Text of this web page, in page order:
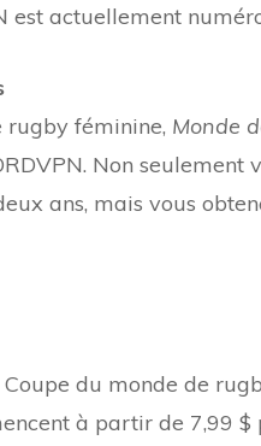
est actuellement
rugby féminine, Monde
Non seulement
ans, mais vous
du monde de
à partir de 7,99